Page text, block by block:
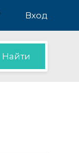
Вход
Найти